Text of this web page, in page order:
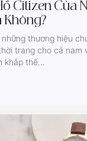
Citizen Của
Không?
thương hiệu
trang cho cả nam
khắp thế...